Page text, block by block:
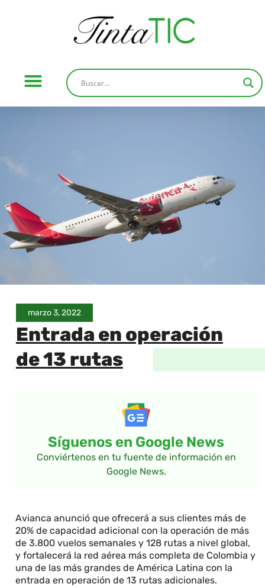
marzo 3, 2022
Entrada en operación
de 13 rutas
Síguenos en Google News
Conviértenos en tu fuente de información en
Google News.
Avianca anunció que ofrecerá a sus clientes más de
20% de capacidad adicional con la operación de más
de 3.800 vuelos semanales y 128 rutas a nivel global,
y fortalecerá la red aérea más completa de Colombia y
una de las más grandes de América Latina con la
entrada en operación de 13 rutas adicionales.